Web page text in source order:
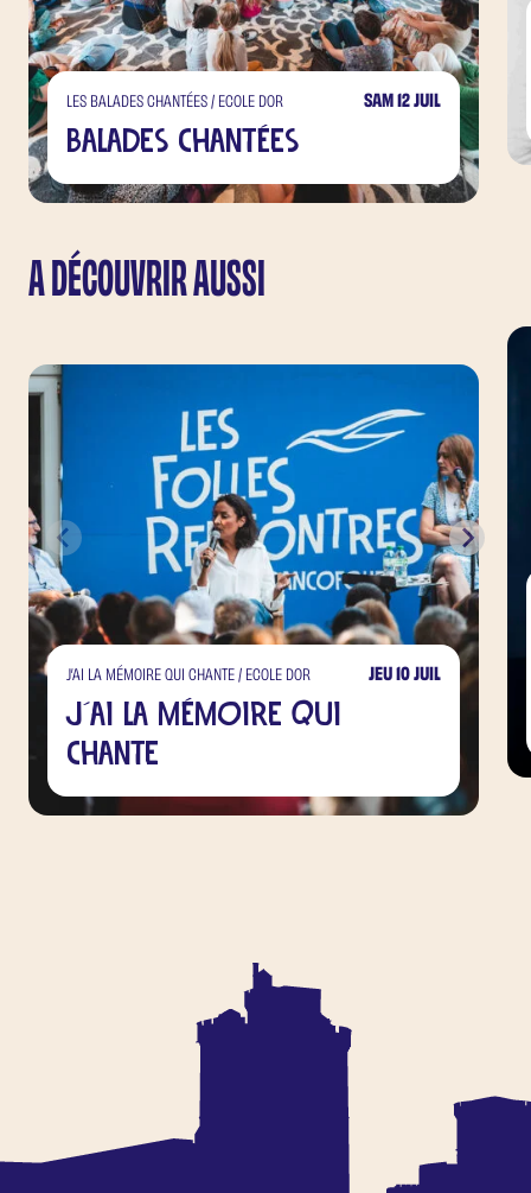
LES BALADES CHANTÉES / ECOLE DOR SAM 12 JUIL
Balades Chantées
A DÉCOUVRIR AUSSI
J’AI LA MÉMOIRE QUI CHANTE / ECOLE DOR JEU 10 JUIL
J'ai la mémoire qui
chante